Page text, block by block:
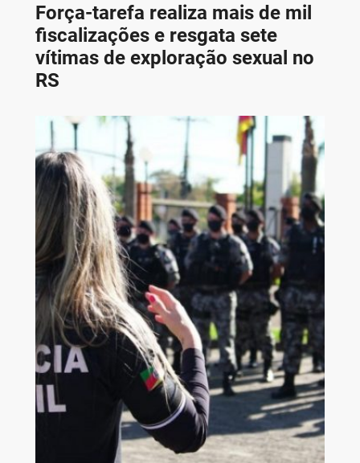
Força-tarefa realiza mais de mil
fiscalizações e resgata sete
vítimas de exploração sexual no
RS